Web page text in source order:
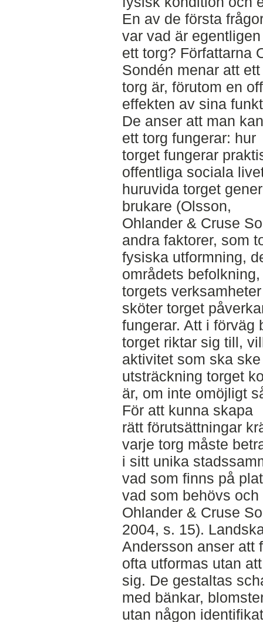
En av de första
var vad är egentligen
ett torg? Författarna
Sondén menar att ett
torg är, förutom en
effekten av sina
De anser att man
ett torg fungerar: hur
torget fungerar
offentliga sociala
huruvida torget
brukare (Olsson,
Ohlander & Cruse
andra faktorer, som
fysiska utformning,
områdets befolkning,
torgets
sköter torget
fungerar. Att i förväg
torget riktar sig till,
aktivitet som ska
utsträckning torget
är, om inte omöjligt
För att kunna skapa
rätt förutsättningar
varje torg måste
i sitt unika
vad som finns på
vad som behövs
Ohlander & Cruse
2004, s. 15).
Andersson anser att
ofta utformas utan
sig. De gestaltas
med bänkar,
utan någon